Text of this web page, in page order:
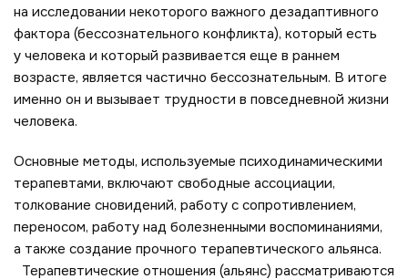
на исследовании некоторого важного дезадаптивного
фактора (бессознательного конфликта), который есть
у человека и который развивается еще в раннем
возрасте, является частично бессознательным. В итоге
именно он и вызывает трудности в повседневной жизни
человека.
Основные методы, используемые психодинамическими
терапевтами, включают свободные ассоциации,
толкование сновидений, работу с сопротивлением,
переносом, работу над болезненными воспоминаниями,
а также создание прочного терапевтического альянса.
Терапевтические отношения (альянс) рассматриваются